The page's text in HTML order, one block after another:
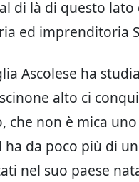
di là di questo lato
ed imprenditoria
Ascolese ha
alto ci
che non è mica
da poco più di
nel suo paese